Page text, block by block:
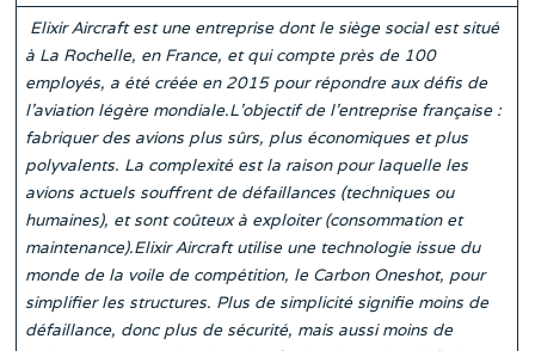
Elixir Aircraft est une entreprise dont le siège social est situé
à La Rochelle, en France, et qui compte près de 100
employés, a été créée en 2015 pour répondre aux défis de
l’aviation légère mondiale.L’objectif de l’entreprise française :
fabriquer des avions plus sûrs, plus économiques et plus
polyvalents. La complexité est la raison pour laquelle les
avions actuels souffrent de défaillances (techniques ou
humaines), et sont coûteux à exploiter (consommation et
maintenance).Elixir Aircraft utilise une technologie issue du
monde de la voile de compétition, le Carbon Oneshot, pour
simplifier les structures. Plus de simplicité signifie moins de
défaillance, donc plus de sécurité, mais aussi moins de